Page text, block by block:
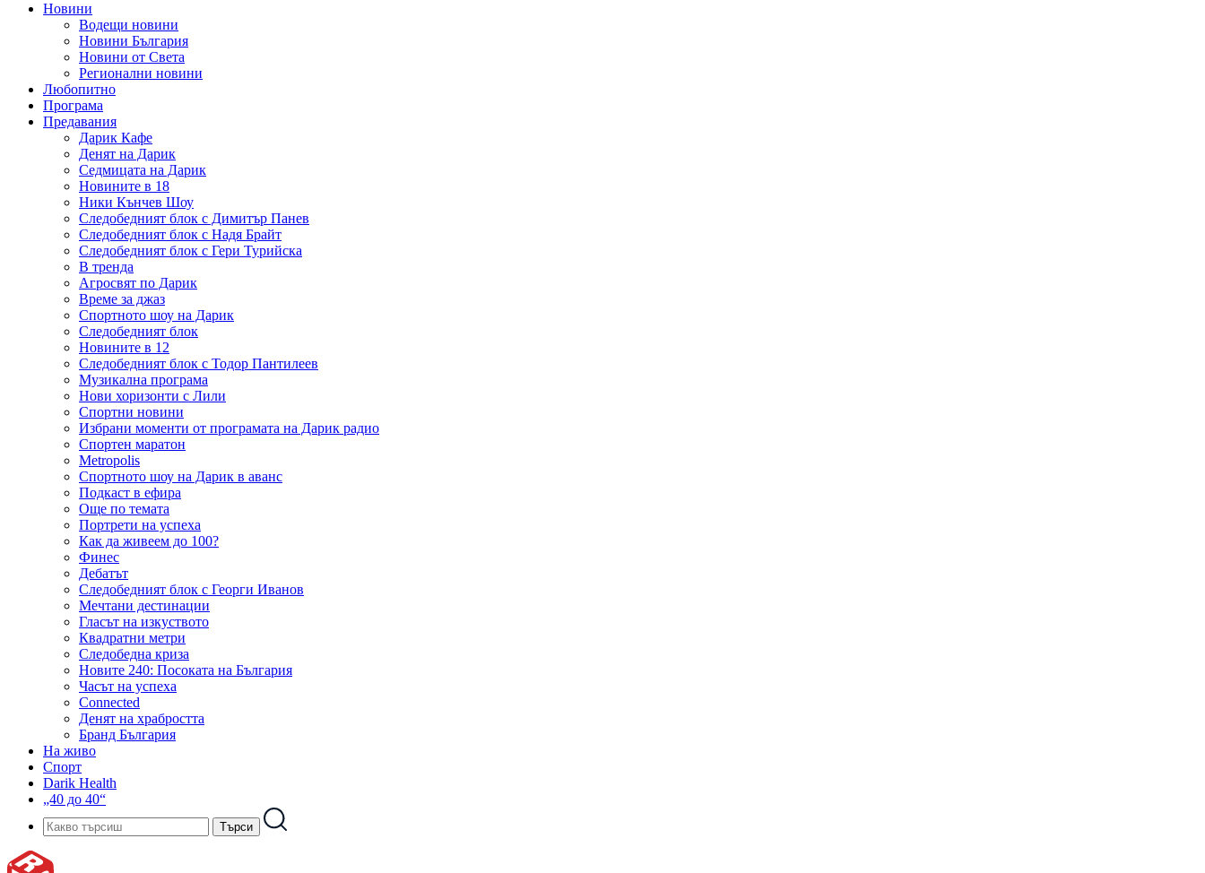
Новини
Водещи новини
Новини България
Новини от Света
Регионални новини
Любопитно
Програма
Предавания
Дарик Кафе
Денят на Дарик
Седмицата на Дарик
Новините в 18
Ники Кънчев Шоу
Следобедният блок с Димитър Панев
Следобедният блок с Надя Брайт
Следобедният блок с Гери Турийска
В тренда
Агросвят по Дарик
Време за джаз
Спортното шоу на Дарик
Следобедният блок
Новините в 12
Следобедният блок с Тодор Пантилеев
Музикална програма
Нови хоризонти с Лили
Спортни новини
Избрани моменти от програмата на Дарик радио
Спортен маратон
Metropolis
Спортното шоу на Дарик в аванс
Подкаст в ефира
Още по темата
Портрети на успеха
Как да живеем до 100?
Финес
Дебатът
Следобедният блок с Георги Иванов
Мечтани дестинации
Гласът на изкуството
Квадратни метри
Следобедна криза
Новите 240: Посоката на България
Часът на успеха
Connected
Денят на храбростта
Бранд България
На живо
Спорт
Darik Health
„40 до 40“